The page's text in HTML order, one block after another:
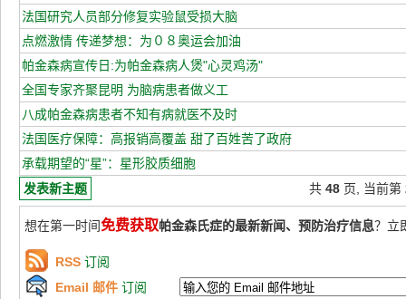
法国研究人员部分修复实验鼠受损大脑
点燃激情 传递梦想：为０８奥运会加油
帕金森病宣传日:为帕金森病人煲"心灵鸡汤"
全国专家齐聚昆明 为脑病患者做义工
八成帕金森病患者不知有病就医不及时
法国医疗保障：高报销高覆盖 甜了百姓苦了政府
承载期望的“星”：星形胶质细胞
发表新主题
共 48 页, 当前第
想在第一时间免费获取帕金森氏症的最新新闻、预防治疗信息？立
RSS 订阅
Email 邮件 订阅